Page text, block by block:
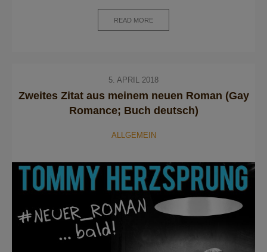
READ MORE
5. APRIL 2018
Zweites Zitat aus meinem neuen Roman (Gay
Romance; Buch deutsch)
ALLGEMEIN